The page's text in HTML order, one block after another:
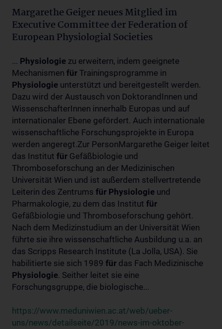
Margarethe Geiger neues Mitglied im
Executive Committee der Federation of
European Physiologial Societies
... Physiologie zu erweitern, indem geeignete
Mechanismen für Trainingsprogramme in
Physiologie unterstützt und bereitgestellt werden.
Dazu wird der Austausch von DoktorandInnen und
WissenschafterInnen innerhalb Europas und auf
internationaler Ebene gefördert. Auch internationale
wissenschaftliche Forschungsprojekte in Europa
werden angeregt.Zur PersonMargarethe Geiger leitet
das Institut für Gefäßbiologie und
Thromboseforschung an der Medizinischen
Universität Wien und ist außerdem stellvertretende
Leiterin des Zentrums für Physiologie und
Pharmakologie, zu dem das Institut für
Gefäßbiologie und Thromboseforschung gehört.
Nach dem Medizinstudium an der Universität Wien
führte sie ihre wissenschaftliche Ausbildung u.a. an
das Scripps Research Institute (La Jolla, USA). Sie
habilitierte sie sich 1989 für das Fach Medizinische
Physiologie. Seither leitet sie eine
Forschungsgruppe, die biologische...
https://www.meduniwien.ac.at/web/ueber-
uns/news/detailseite/2019/news-im-oktober-